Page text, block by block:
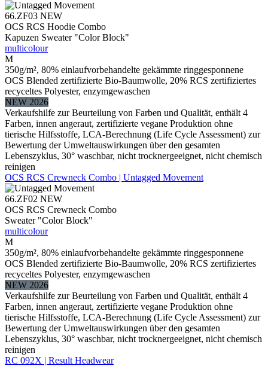
66.ZF03 NEW
OCS RCS Hoodie Combo
Kapuzen Sweater "Color Block"
multicolour
M
350g/m², 80% einlaufvorbehandelte gekämmte ringgesponnene
OCS Blended zertifizierte Bio-Baumwolle, 20% RCS zertifiziertes
recyceltes Polyester, enzymgewaschen
NEW 2026
Verkaufshilfe zur Beurteilung von Farben und Qualität, enthält 4
Farben, innen angeraut, zertifizierte vegane Produktion ohne
tierische Hilfsstoffe, LCA-Berechnung (Life Cycle Assessment) zur
Bewertung der Umweltauswirkungen über den gesamten
Lebenszyklus, 30° waschbar, nicht trocknergeeignet, nicht chemisch
reinigen
OCS RCS Crewneck Combo | Untagged Movement
66.ZF02 NEW
OCS RCS Crewneck Combo
Sweater "Color Block"
multicolour
M
350g/m², 80% einlaufvorbehandelte gekämmte ringgesponnene
OCS Blended zertifizierte Bio-Baumwolle, 20% RCS zertifiziertes
recyceltes Polyester, enzymgewaschen
NEW 2026
Verkaufshilfe zur Beurteilung von Farben und Qualität, enthält 4
Farben, innen angeraut, zertifizierte vegane Produktion ohne
tierische Hilfsstoffe, LCA-Berechnung (Life Cycle Assessment) zur
Bewertung der Umweltauswirkungen über den gesamten
Lebenszyklus, 30° waschbar, nicht trocknergeeignet, nicht chemisch
reinigen
RC 092X | Result Headwear